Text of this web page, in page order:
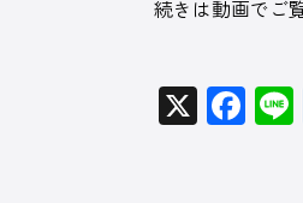
続きは動画でご
X